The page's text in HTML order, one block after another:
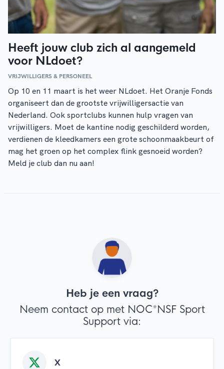
Heeft jouw club zich al aangemeld
voor NLdoet?
VRIJWILLIGERS & PERSONEEL
Op 10 en 11 maart is het weer NLdoet. Het Oranje Fonds
organiseert dan de grootste vrijwilligersactie van
Nederland. Ook sportclubs kunnen hulp vragen van
vrijwilligers. Moet de kantine nodig geschilderd worden,
verdienen de kleedkamers een grote schoonmaakbeurt of
mag het groen op het complex flink gesnoeid worden?
Meld je club dan nu aan!
Heb je een vraag?
Neem contact op met NOC*NSF Sport
Support via:
X